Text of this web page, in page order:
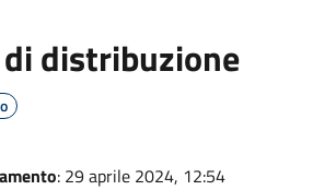
di distribuzione
: 29 aprile 2024, 12:54